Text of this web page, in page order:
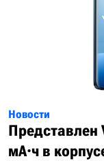
Новости
Представлен
мА·ч в